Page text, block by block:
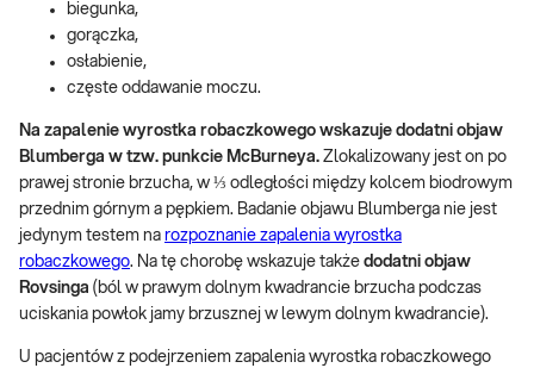
biegunka,
gorączka,
osłabienie,
częste oddawanie moczu.
Na zapalenie wyrostka robaczkowego wskazuje dodatni objaw
Blumberga w tzw. punkcie McBurneya. Zlokalizowany jest on po
prawej stronie brzucha, w ⅓ odległości między kolcem biodrowym
przednim górnym a pępkiem. Badanie objawu Blumberga nie jest
jedynym testem na rozpoznanie zapalenia wyrostka
robaczkowego. Na tę chorobę wskazuje także dodatni objaw
Rovsinga (ból w prawym dolnym kwadrancie brzucha podczas
uciskania powłok jamy brzusznej w lewym dolnym kwadrancie).
U pacjentów z podejrzeniem zapalenia wyrostka robaczkowego